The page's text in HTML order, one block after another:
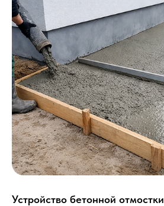
Устройство бетонной отмостки